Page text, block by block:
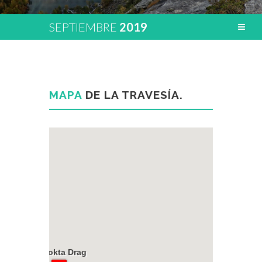
SEPTIEMBRE 2019
MAPA DE LA TRAVESÍA.
Ajluokta Drag
Ajluokta Drag